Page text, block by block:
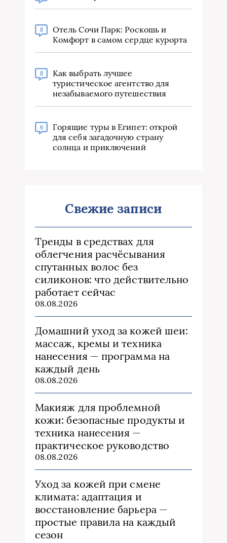
8
Отель Сочи Парк: Роскошь и
Комфорт в самом сердце курорта
8
Как выбрать лучшее
туристическое агентство для
незабываемого путешествия
6
Горящие туры в Египет: открой
для себя загадочную страну
солнца и приключений
Свежие записи
Тренды в средствах для
облегчения расчёсывания
спутанных волос без
силиконов: что действительно
работает сейчас
08.08.2026
Домашний уход за кожей шеи:
массаж, кремы и техника
нанесения — программа на
каждый день
08.08.2026
Макияж для проблемной
кожи: безопасные продукты и
техника нанесения —
практическое руководство
08.08.2026
Уход за кожей при смене
климата: адаптация и
восстановление барьера —
простые правила на каждый
сезон